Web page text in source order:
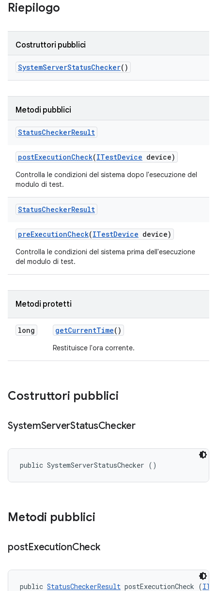
Riepilogo
Costruttori pubblici
SystemServerStatusChecker()
Metodi pubblici
StatusCheckerResult
postExecutionCheck(ITestDevice device)
Controlla le condizioni del sistema dopo l'esecuzione del
modulo di test.
StatusCheckerResult
preExecutionCheck(ITestDevice device)
Controlla le condizioni del sistema prima dell'esecuzione
del modulo di test.
Metodi protetti
long getCurrentTime()
Restituisce l'ora corrente.
Costruttori pubblici
SystemServerStatusChecker
public SystemServerStatusChecker ()
Metodi pubblici
postExecutionCheck
public StatusCheckerResult postExecutionCheck (